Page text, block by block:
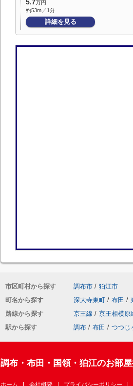
5.7万円
約53m／1分
詳細を見る
市区町村から探す 調布市 / 狛江市
町名から探す
深大寺東町 / 布田 /
路線から探す
京王線 / 京王相模原
駅から探す
調布 / 布田 / つつじ
調布・布田・国領・狛江のお部
ホーム 会社概要 プライバシーポリシー